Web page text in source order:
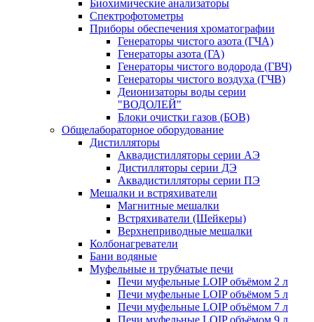
Биохимические анализаторы
Спектрофотометры
Приборы обеспечения хроматографии
Генераторы чистого азота (ГЧА)
Генераторы азота (ГА)
Генераторы чистого водорода (ГВЧ)
Генераторы чистого воздуха (ГЧВ)
Деионизаторы воды серии
"ВОДОЛЕЙ"
Блоки очистки газов (БОВ)
Общелабораторное оборудование
Дистилляторы
Аквадистилляторы серии АЭ
Дистилляторы серии ДЭ
Аквадистилляторы серии ПЭ
Мешалки и встряхиватели
Магнитные мешалки
Встряхиватели (Шейкеры)
Верхнеприводные мешалки
Колбонагреватели
Бани водяные
Муфельные и трубчатые печи
Печи муфельные LOIP объёмом 2 л
Печи муфельные LOIP объёмом 5 л
Печи муфельные LOIP объёмом 7 л
Печи муфельные LOIP объёмом 9 л